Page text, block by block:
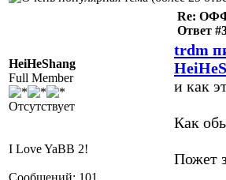
HeiHeShang
Full Member
Отсутствует
I Love YaBB 2!
Сообщений: 101
Re:
Ответ
trdm
и как
Как
Пожет